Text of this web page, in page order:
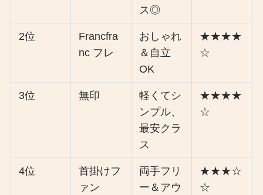
ス◎
2位
Francfra
nc フレ
おしゃれ
＆自立
OK
★★★★
☆
3位 無印
軽くてシ
ンプル、
最安クラ
ス
★★★★
☆
4位
首掛けフ
ァン
両手フリ
ー＆アウ
★★★☆
☆